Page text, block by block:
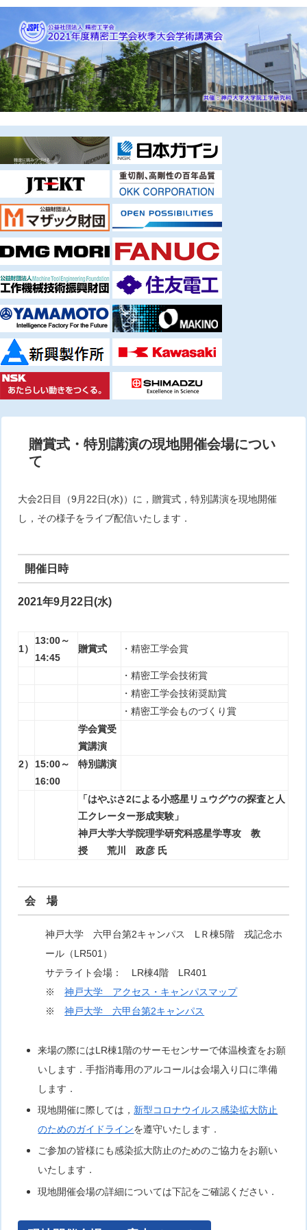
贈賞式・特別講演の現地開催会場につい
て
大会2日目（9月22日(水)）に，贈賞式，特別講演を現地開催
し，その様子をライブ配信いたします．
開催日時
2021年9月22日(水)
1）
13:00～
14:45
贈賞式 ・精密工学会賞
・精密工学会技術賞
・精密工学会技術奨励賞
・精密工学会ものづくり賞
学会賞受
賞講演
2）
15:00～
16:00
特別講演
「はやぶさ2による小惑星リュウグウの探査と人
工クレーター形成実験」
神戸大学大学院理学研究科惑星学専攻 教
授 荒川 政彦 氏
会 場
神戸大学 六甲台第2キャンパス LＲ棟5階 戎記念ホ
ール（LR501）
サテライト会場： LR棟4階 LR401
※神戸大学 アクセス・キャンパスマップ
※神戸大学 六甲台第2キャンパス
来場の際にはLR棟1階のサーモセンサーで体温検査をお願
いします．手指消毒用のアルコールは会場入り口に準備
します．
現地開催に際しては， 新型コロナウイルス感染拡大防止
のためのガイドラインを遵守いたします．
ご参加の皆様にも感染拡大防止のためのご協力をお願い
いたします．
現地開催会場の詳細については下記をご確認ください．